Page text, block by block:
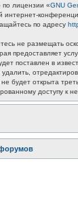
по лицензии «GNU
интернет-
по адресу
не размещать
предоставляет
поставлен в
будет открыта
доступу к